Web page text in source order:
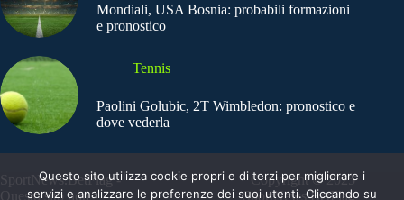
Mondiali, USA Bosnia: probabili formazioni
e pronostico
Tennis
Paolini Golubic, 2T Wimbledon: pronostico e
dove vederla
SportNews.BetFlag -
Questo sito non
Copyright © 2025
SportNews BetFlag
Questo sito utilizza cookie propri e di terzi per migliorare i
servizi e analizzare le preferenze dei suoi utenti. Cliccando su